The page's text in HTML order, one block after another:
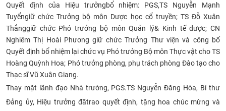
Quyết định của Hiệu trưởngbổ nhiệm: PGS,TS Nguyễn Mạnh
Tuyểngiữ chức Trưởng bộ môn Dược học cổ truyền; TS Đỗ Xuân
Thắnggiữ chức Phó trưởng bộ môn Quản lý& Kinh tế dược; CN
Nghiêm Thị Hoài Phương giữ chức Trưởng Thư viện và công bố
Quyết định bổ nhiệm lại chức vụ Phó trưởng Bộ môn Thực vật cho TS
Hoàng Quỳnh Hoa; Phó trưởng phòng, phụ trách phòng Đào tạo cho
Thạc sĩ Vũ Xuân Giang.
Thay mặt lãnh đạo Nhà trường, PGS.TS Nguyễn Đăng Hòa, Bí thư
Đảng ủy, Hiệu trưởng đãtrao quyết định, tặng hoa chúc mừng và